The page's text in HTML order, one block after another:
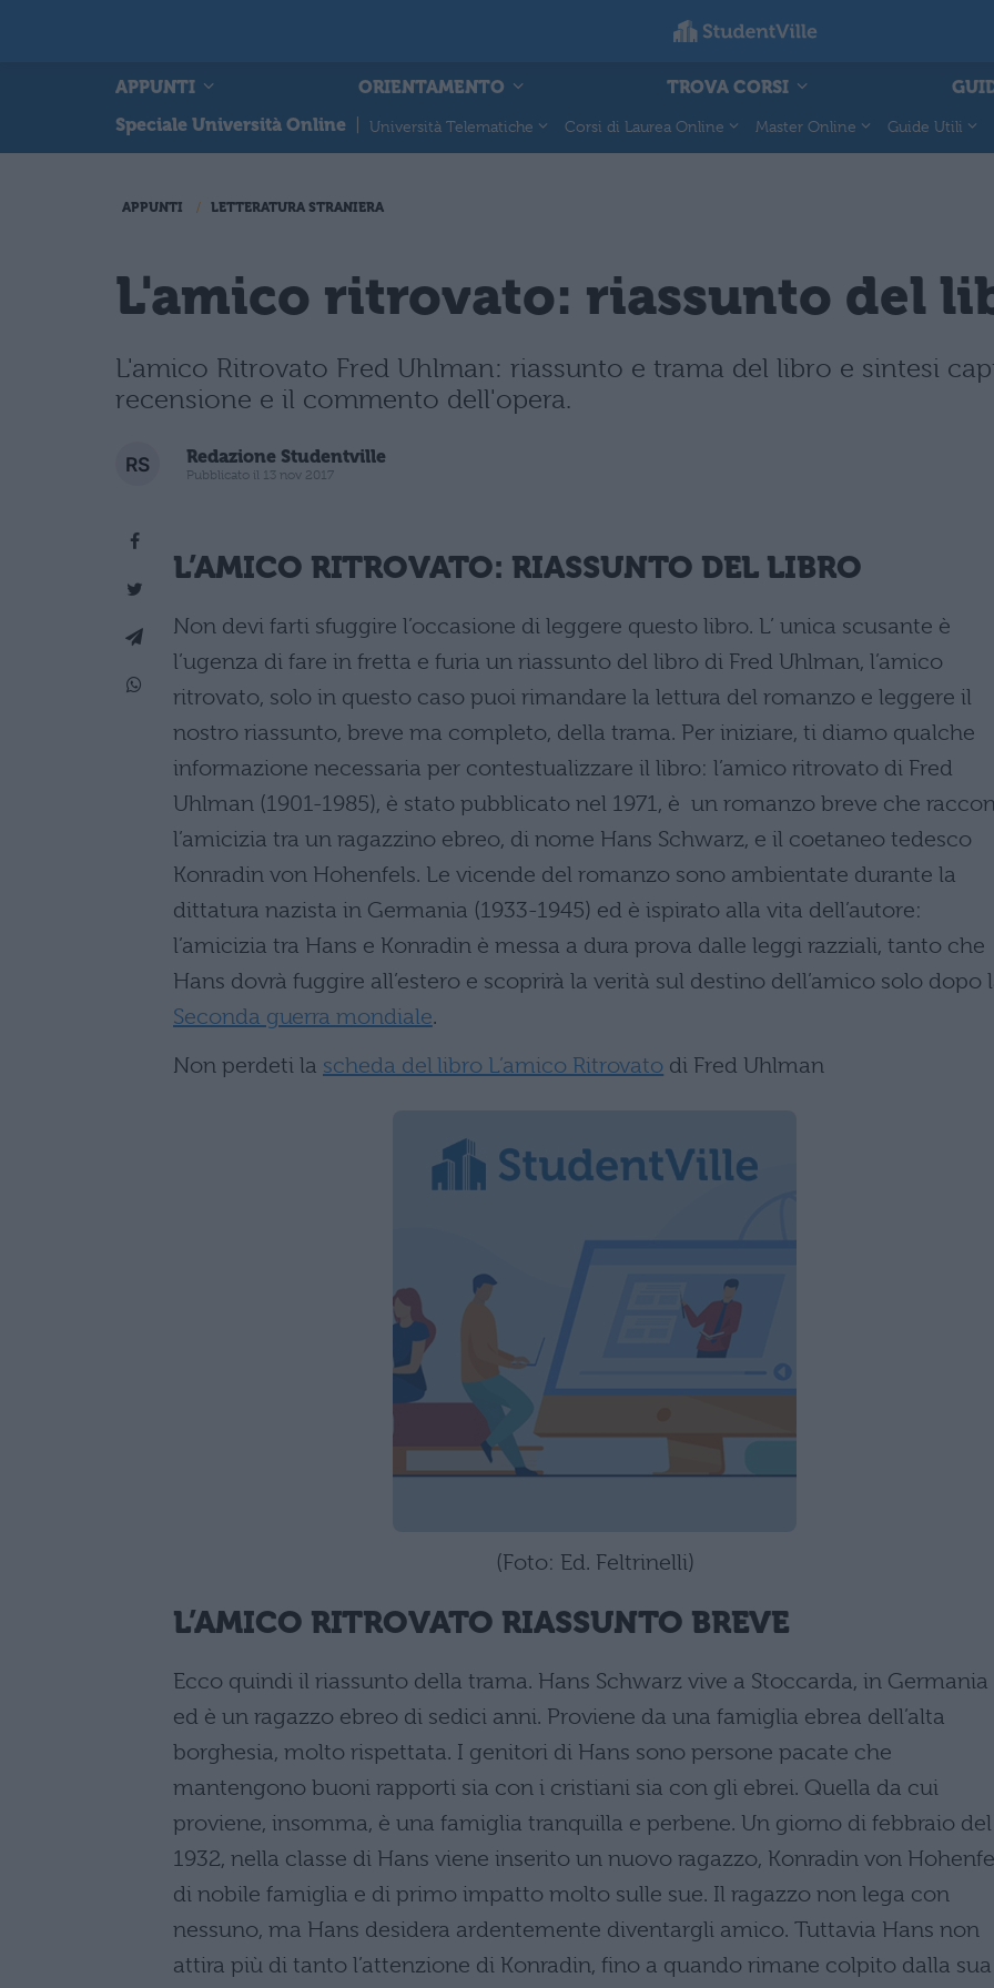
APPUNTI ORIENTAMENTO TROVA CORSI
Speciale Università Online
Università Telematiche Corsi di Laurea Online Master Online Guide Utili
APPUNTI LETTERATURA STRANIERA
L'amico ritrovato: riassunto del
L'amico Ritrovato Fred Uhlman: riassunto e trama del libro e sintesi
recensione e il commento dell'opera.
Redazione Studentville
Pubblicato il 13 nov 2017
L’AMICO RITROVATO: RIASSUNTO DEL LIBRO
Non devi farti sfuggire l’occasione di leggere questo libro. L’ unica scusante è
l’ugenza di fare in fretta e furia un riassunto del libro di Fred Uhlman, l’amico
ritrovato, solo in questo caso puoi rimandare la lettura del romanzo e leggere il
nostro riassunto, breve ma completo, della trama. Per iniziare, ti diamo qualche
informazione necessaria per contestualizzare il libro: l’amico ritrovato di Fred
Uhlman (1901-1985), è stato pubblicato nel 1971, è un romanzo breve che
l’amicizia tra un ragazzino ebreo, di nome Hans Schwarz, e il coetaneo tedesco
Konradin von Hohenfels. Le vicende del romanzo sono ambientate durante la
dittatura nazista in Germania (1933-1945) ed è ispirato alla vita dell’autore:
l’amicizia tra Hans e Konradin è messa a dura prova dalle leggi razziali, tanto che
Hans dovrà fuggire all’estero e scoprirà la verità sul destino dell’amico solo dopo
Seconda guerra mondiale.
Non perdeti la scheda del libro L’amico Ritrovato di Fred Uhlman
(Foto: Ed. Feltrinelli)
L’AMICO RITROVATO RIASSUNTO BREVE
Ecco quindi il riassunto della trama. Hans Schwarz vive a Stoccarda, in Germania
ed è un ragazzo ebreo di sedici anni. Proviene da una famiglia ebrea dell’alta
borghesia, molto rispettata. I genitori di Hans sono persone pacate che
mantengono buoni rapporti sia con i cristiani sia con gli ebrei. Quella da cui
proviene, insomma, è una famiglia tranquilla e perbene. Un giorno di febbraio del
1932, nella classe di Hans viene inserito un nuovo ragazzo, Konradin von
di nobile famiglia e di primo impatto molto sulle sue. Il ragazzo non lega con
nessuno, ma Hans desidera ardentemente diventargli amico. Tuttavia Hans non
attira più di tanto l’attenzione di Konradin, fino a quando rimane colpito dalla sua